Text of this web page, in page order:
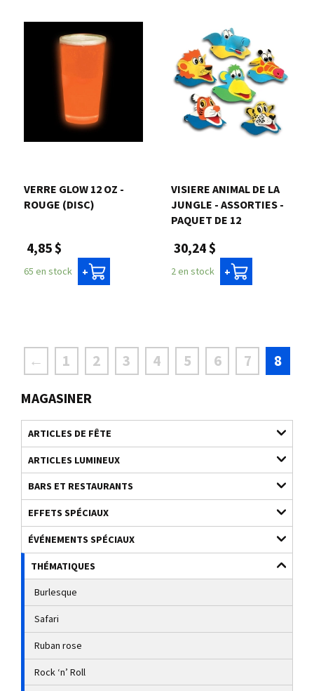
MAGASINER
ARTICLES DE FÊTE
ARTICLES LUMINEUX
BARS ET RESTAURANTS
EFFETS SPÉCIAUX
ÉVÉNEMENTS SPÉCIAUX
THÉMATIQUES
Burlesque
Safari
Ruban rose
Rock ‘n’ Roll
VERRE GLOW 12 OZ -
ROUGE (DISC)
4,85 $
65 en stock +
VISIERE ANIMAL DE LA
JUNGLE - ASSORTIES -
PAQUET DE 12
30,24 $
2 en stock +
← 1 2 3 4 5 6 7 8